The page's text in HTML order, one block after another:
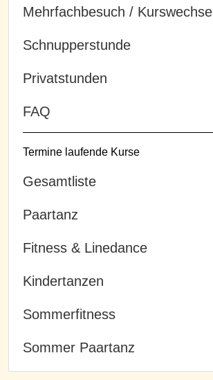
Mehrfachbesuch / Kurswechsel
Schnupperstunde
Privatstunden
FAQ
Termine laufende Kurse
Gesamtliste
Paartanz
Fitness & Linedance
Kindertanzen
Sommerfitness
Sommer Paartanz